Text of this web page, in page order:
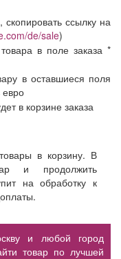
ссылку на
de/sale)
в поле заказа *
в оставшиеся поля
в корзине заказа
в корзину. В
и продолжить
на обработку к
и любой город
товар по лучшей